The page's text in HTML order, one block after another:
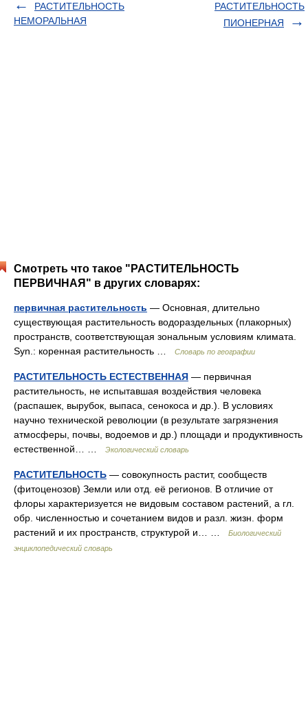
РАСТИТЕЛЬНОСТЬ
НЕМОРАЛЬНАЯ
РАСТИТЕЛЬНОСТЬ
ПИОНЕРНАЯ
Смотреть что такое "РАСТИТЕЛЬНОСТЬ
ПЕРВИЧНАЯ" в других словарях:
первичная растительность — Основная, длительно
существующая растительность водораздельных (плакорных)
пространств, соответствующая зональным условиям климата.
Syn.: коренная растительность …
Словарь по географии
РАСТИТЕЛЬНОСТЬ ЕСТЕСТВЕННАЯ — первичная
растительность, не испытавшая воздействия человека
(распашек, вырубок, выпаса, сенокоса и др.). В условиях
научно технической революции (в результате загрязнения
атмосферы, почвы, водоемов и др.) площади и продуктивность
естественной… …
Экологический словарь
РАСТИТЕЛЬНОСТЬ — совокупность растит, сообществ
(фитоценозов) Земли или отд. её регионов. В отличие от
флоры характеризуется не видовым составом растений, а гл.
обр. численностью и сочетанием видов и разл. жизн. форм
растений и их пространств, структурой и… …
Биологический
энциклопедический словарь